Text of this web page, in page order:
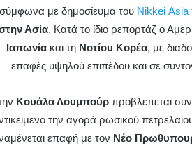
σύμφωνα με δημοσίευμα του Νikkei Αsia
Ασία. Κατά το ίδιο ρεπορτάζ ο
Ιαπωνίακαι τηΝοτίου Κορέα, με
επαφές υψηλού επιπέδου και σε
Κουάλα Λουμπούρ προβλέπεται
την αγορά ρωσικού
επαφή με τον Νέο